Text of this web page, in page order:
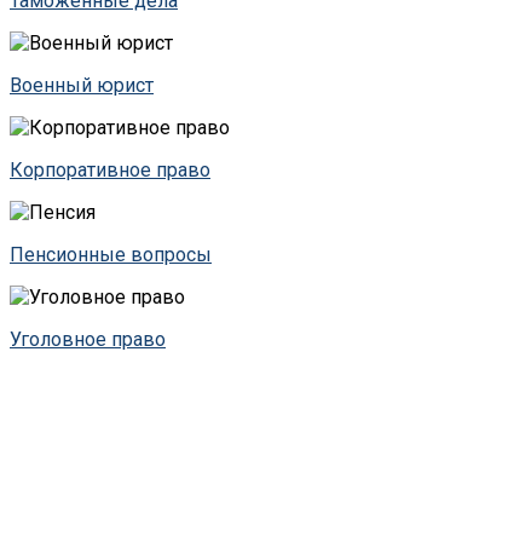
Военный юрист
Корпоративное право
Пенсионные вопросы
Уголовное право